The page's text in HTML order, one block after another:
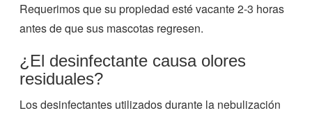
Requerimos que su propiedad esté vacante 2-3 horas
antes de que sus mascotas regresen.
¿El desinfectante causa olores
residuales?
Los desinfectantes utilizados durante la nebulización